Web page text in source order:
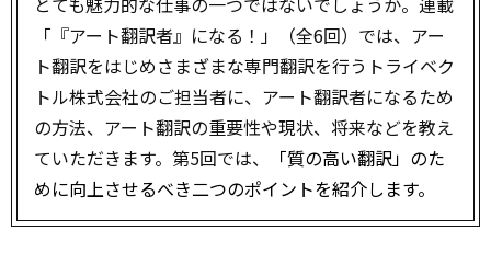
「『アート翻訳者』になる！」（全6回）では、アー
ト翻訳をはじめさまざまな専門翻訳を行うトライベク
トル株式会社のご担当者に、アート翻訳者になるため
の方法、アート翻訳の重要性や現状、将来などを教え
ていただきます。第5回では、
「質の高い翻訳」のた
めに向上させるべき二つのポイントを紹介します。